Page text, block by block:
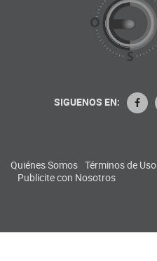
SIGUENOS EN:
Quiénes Somos Términos de Uso
Publicite con Nosotros